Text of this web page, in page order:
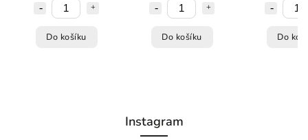
Do košíku Do košíku Do
Instagram